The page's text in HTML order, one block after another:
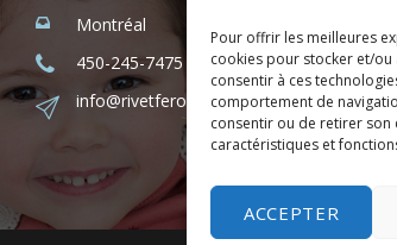
Pour offrir les meilleures
cookies pour stocker et/
consentir à ces
comportement de
consentir ou de retirer son
caractéristiques et
ACCEPTER
Montréal
450-245-7475 (sans frais de Montréal)
info@rivetferole.com